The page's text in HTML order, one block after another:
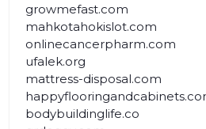
growmefast.com
mahkotahokislot.com
onlinecancerpharm.com
ufalek.org
mattress-disposal.com
bodybuildinglife.co